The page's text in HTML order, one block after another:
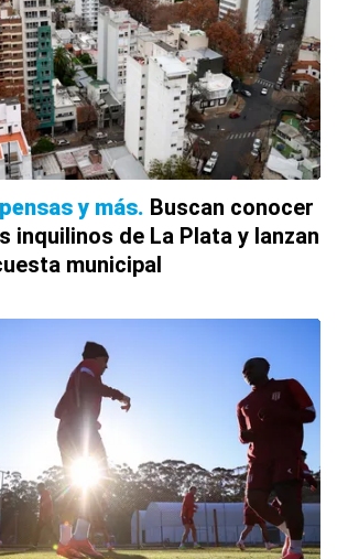
y más Buscan conocer
inquilinos de La Plata y lanzan
municipal